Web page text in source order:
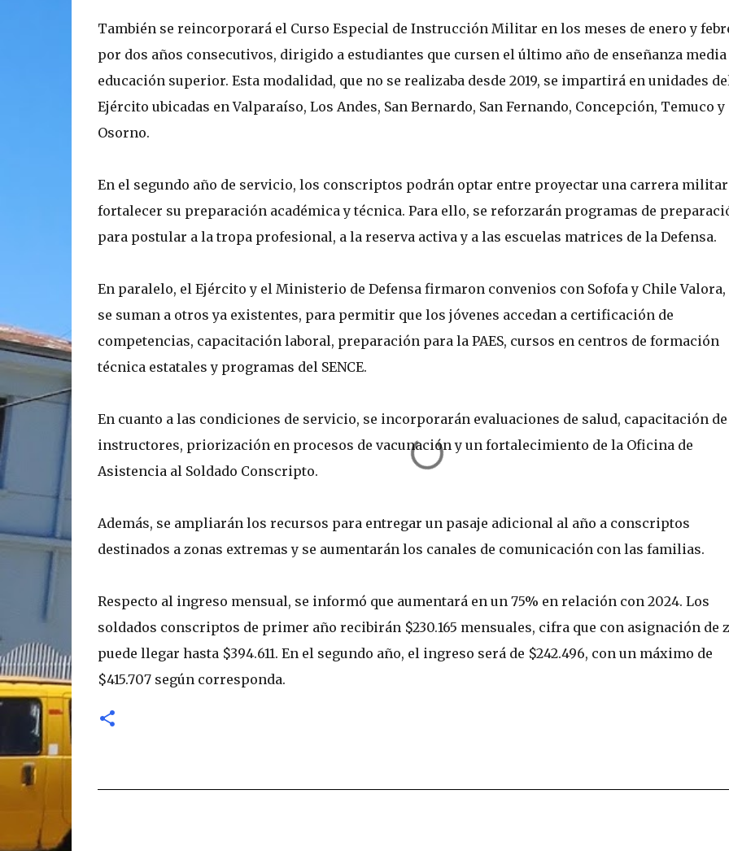
También se reincorporará el Curso Especial de Instrucción Militar en los meses de enero y
por dos años consecutivos, dirigido a estudiantes que cursen el último año de enseñanza media
educación superior. Esta modalidad, que no se realizaba desde 2019, se impartirá en unidades
Ejército ubicadas en Valparaíso, Los Andes, San Bernardo, San Fernando, Concepción, Temuco y
Osorno.
En el segundo año de servicio, los conscriptos podrán optar entre proyectar una carrera militar
fortalecer su preparación académica y técnica. Para ello, se reforzarán programas de
para postular a la tropa profesional, a la reserva activa y a las escuelas matrices de la Defensa.
En paralelo, el Ejército y el Ministerio de Defensa firmaron convenios con Sofofa y Chile Valora,
se suman a otros ya existentes, para permitir que los jóvenes accedan a certificación de
competencias, capacitación laboral, preparación para la PAES, cursos en centros de formación
técnica estatales y programas del SENCE.
En cuanto a las condiciones de servicio, se incorporarán evaluaciones de salud, capacitación de
instructores, priorización en procesos de vacunación y un fortalecimiento de la Oficina de
Asistencia al Soldado Conscripto.
Además, se ampliarán los recursos para entregar un pasaje adicional al año a conscriptos
destinados a zonas extremas y se aumentarán los canales de comunicación con las familias.
Respecto al ingreso mensual, se informó que aumentará en un 75% en relación con 2024. Los
soldados conscriptos de primer año recibirán $230.165 mensuales, cifra que con asignación de
puede llegar hasta $394.611. En el segundo año, el ingreso será de $242.496, con un máximo de
$415.707 según corresponda.